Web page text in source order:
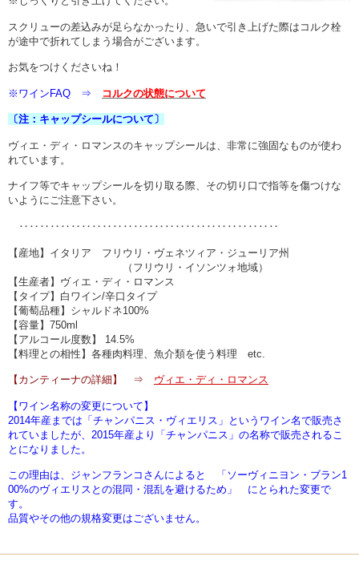
スクリューの差込みが足らなかったり、急いで引き上げた際はコルク栓
が途中で折れてしまう場合がございます。
お気をつけくださいね！
※ワインFAQ ⇒ コルクの状態について
〔注：キャップシールについて〕
ヴィエ・ディ・ロマンスのキャップシールは、非常に強固なものが使わ
れています。
ナイフ等でキャップシールを切り取る際、その切り口で指等を傷つけな
いようにご注意下さい。
‥‥‥‥‥‥‥‥‥‥‥‥‥‥‥‥‥‥‥‥‥‥‥‥‥
【産地】イタリア フリウリ・ヴェネツィア・ジューリア州
（フリウリ・イソンツォ地域）
【生産者】ヴィエ・ディ・ロマンス
【タイプ】白ワイン/辛口タイプ
【葡萄品種】シャルドネ100%
【容量】750ml
【アルコール度数】 14.5%
【料理との相性】各種肉料理、魚介類を使う料理 etc.
【カンティーナの詳細】 ⇒ ヴィエ・ディ・ロマンス
【ワイン名称の変更について】
2014年産までは「チャンパニス・ヴィエリス」というワイン名で販売さ
れていましたが、2015年産より「チャンパニス」の名称で販売されるこ
とになりました。
この理由は、ジャンフランコさんによると 「ソーヴィニヨン・ブラン1
00%のヴィエリスとの混同・混乱を避けるため」 にとられた変更で
す。
品質やその他の規格変更はございません。